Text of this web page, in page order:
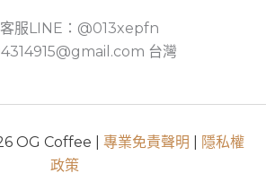
服LINE：@013xepfn
台灣
OG Coffee | 專業免責聲明
隱私權
政策